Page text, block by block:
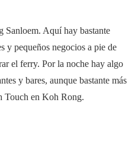
Sanloem. Aquí hay bastante
y pequeños negocios a pie de
el ferry. Por la noche hay algo
y bares, aunque bastante más
Touch en Koh Rong.